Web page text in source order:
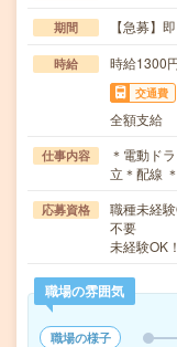
期間 【急募】
時給 時給1300
交通費
全額支給
仕事内容
＊電動ド
立＊配線
応募資格
職種未経
不要
未経験OK！
職場の雰囲気
職場の様子